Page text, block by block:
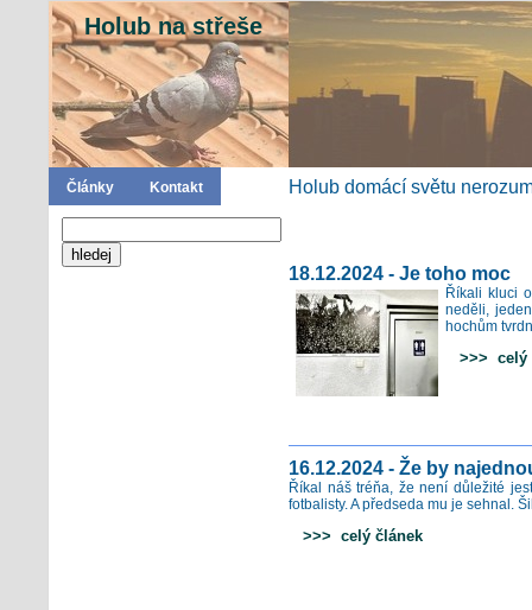
Holub na střeše
Články Kontakt Holub domácí světu
18.12.2024 - Je toho moc
Říkali kluci
neděli,
hochům
>>> celý
16.12.2024 - Že by
Říkal náš tréňa, že není důležité
fotbalisty. A předseda mu je sehnal.
>>> celý článek